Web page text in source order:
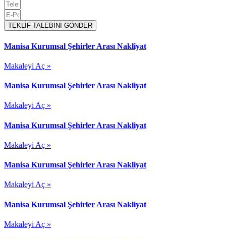
TEKLİF TALEBİNİ GÖNDER
Manisa Kurumsal Şehirler Arası Nakliyat
Makaleyi Aç »
Manisa Kurumsal Şehirler Arası Nakliyat
Makaleyi Aç »
Manisa Kurumsal Şehirler Arası Nakliyat
Makaleyi Aç »
Manisa Kurumsal Şehirler Arası Nakliyat
Makaleyi Aç »
Manisa Kurumsal Şehirler Arası Nakliyat
Makaleyi Aç »